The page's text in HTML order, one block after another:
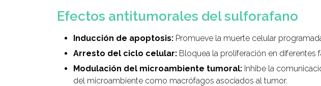
Efectos antitumorales del sulforafano
Inducción de apoptosis: Promueve la muerte celular
Arresto del ciclo celular: Bloquea la proliferación en diferentes
Modulación del microambiente tumoral: Inhibe la
del microambiente como macrófagos asociados al tumor.